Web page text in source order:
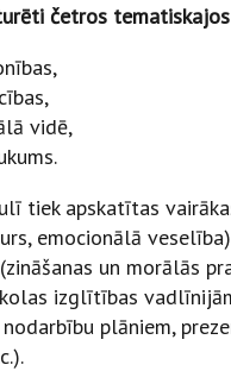
četros
vidē,
tiek apskatītas
emocionālā
un morālās
izglītības
plāniem,